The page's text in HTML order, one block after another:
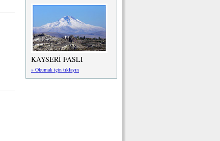
KAYSERİ FASLI
» Okumak için tıklayın